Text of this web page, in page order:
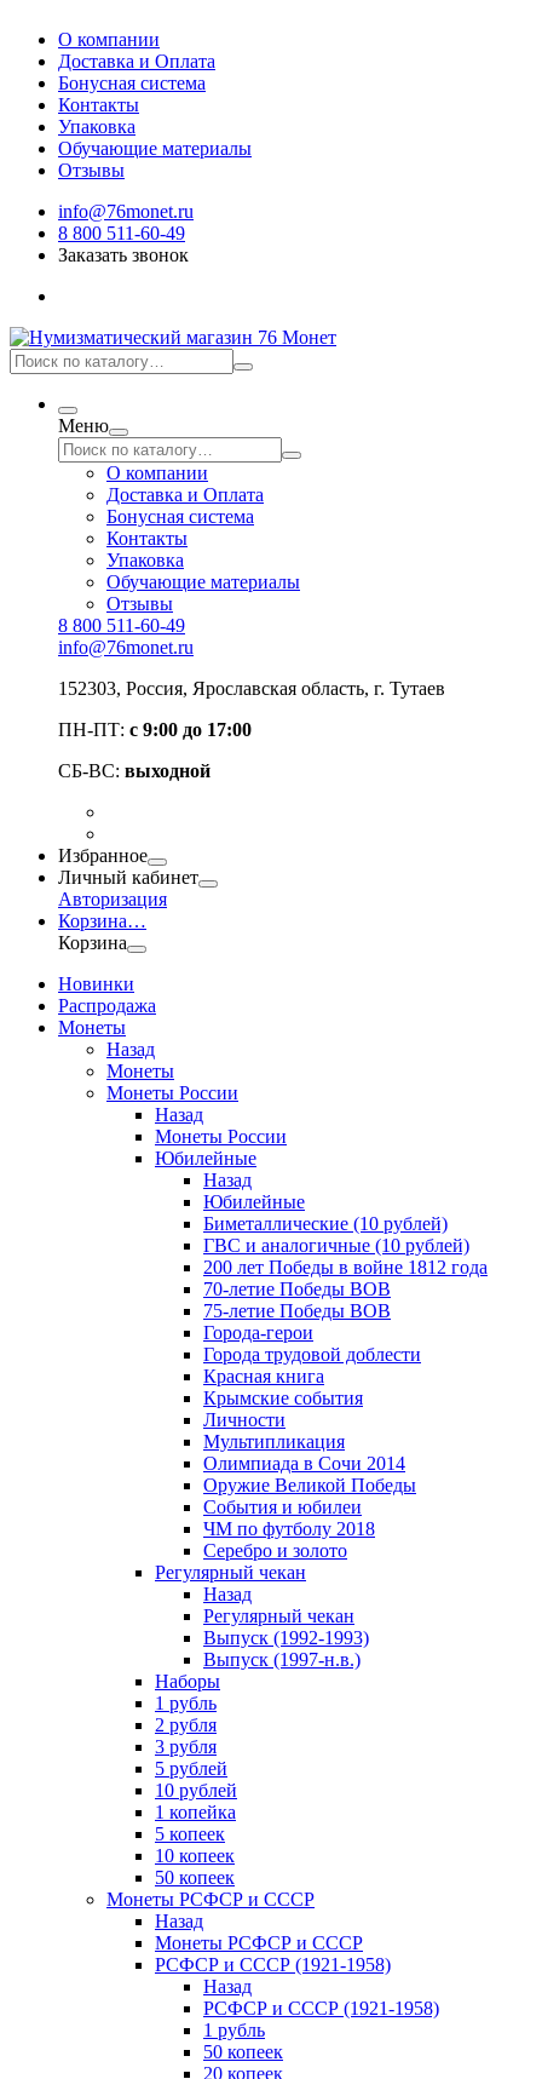
О компании
Доставка и Оплата
Бонусная система
Контакты
Упаковка
Обучающие материалы
Отзывы
info@76monet.ru
8 800 511-60-49
Заказать звонок
Меню
О компании
Доставка и Оплата
Бонусная система
Контакты
Упаковка
Обучающие материалы
Отзывы
8 800 511-60-49
info@76monet.ru
152303, Россия, Ярославская область, г. Тутаев
ПН-ПТ: с 9:00 до 17:00
СБ-ВС: выходной
Избранное
Личный кабинет
Авторизация
Корзина…
Корзина
Новинки
Распродажа
Монеты
Назад
Монеты
Монеты России
Назад
Монеты России
Юбилейные
Назад
Юбилейные
Биметаллические (10 рублей)
ГВС и аналогичные (10 рублей)
200 лет Победы в войне 1812 года
70-летие Победы ВОВ
75-летие Победы ВОВ
Города-герои
Города трудовой доблести
Красная книга
Крымские события
Личности
Мультипликация
Олимпиада в Сочи 2014
Оружие Великой Победы
События и юбилеи
ЧМ по футболу 2018
Серебро и золото
Регулярный чекан
Назад
Регулярный чекан
Выпуск (1992-1993)
Выпуск (1997-н.в.)
Наборы
1 рубль
2 рубля
3 рубля
5 рублей
10 рублей
1 копейка
5 копеек
10 копеек
50 копеек
Монеты РСФСР и СССР
Назад
Монеты РСФСР и СССР
РСФСР и СССР (1921-1958)
Назад
РСФСР и СССР (1921-1958)
1 рубль
50 копеек
20 копеек